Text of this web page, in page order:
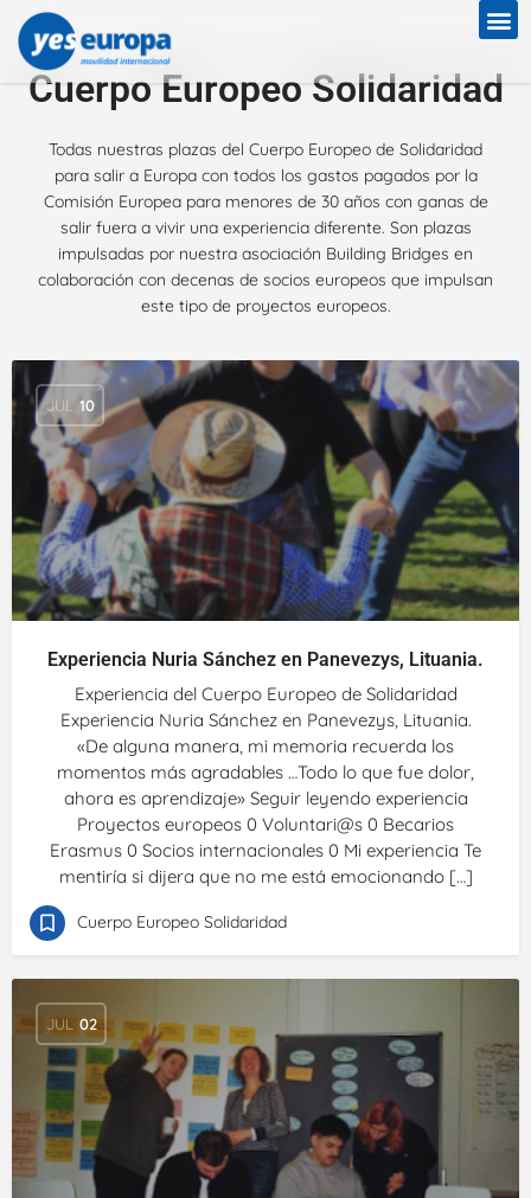
Cuerpo Europeo Solidaridad
Todas nuestras plazas del Cuerpo Europeo de Solidaridad
para salir a Europa con todos los gastos pagados por la
Comisión Europea para menores de 30 años con ganas de
salir fuera a vivir una experiencia diferente. Son plazas
impulsadas por nuestra asociación Building Bridges en
colaboración con decenas de socios europeos que impulsan
este tipo de proyectos europeos.
JUL 10
Experiencia Nuria Sánchez en Panevezys, Lituania.
Experiencia del Cuerpo Europeo de Solidaridad
Experiencia Nuria Sánchez en Panevezys, Lituania.
«De alguna manera, mi memoria recuerda los
momentos más agradables …Todo lo que fue dolor,
ahora es aprendizaje» Seguir leyendo experiencia
Proyectos europeos 0 Voluntari@s 0 Becarios
Erasmus 0 Socios internacionales 0 Mi experiencia Te
mentiría si dijera que no me está emocionando […]
Cuerpo Europeo Solidaridad
JUL 02